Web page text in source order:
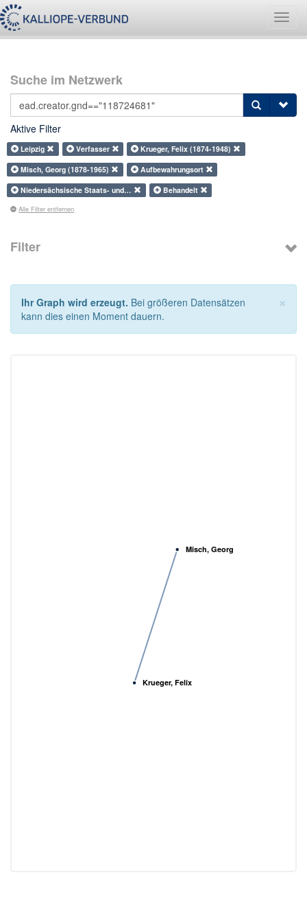
Suche im Netzwerk
Aktive Filter
Leipzig Verfasser
Krueger, Felix (1874-1948)
Misch, Georg (1878-1965)
Aufbewahrungsort
Niedersächsische Staats- und…
Behandelt
Alle Filter entfernen
Filter
×
Ihr Graph wird erzeugt. Bei größeren Datensätzen
kann dies einen Moment dauern.
Misch, Georg
Krueger, Felix